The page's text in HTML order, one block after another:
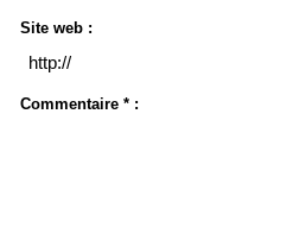
Site web :
Commentaire * :